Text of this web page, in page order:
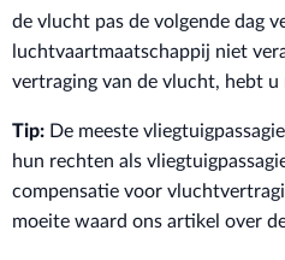
de vlucht pas de volgende dag
luchtvaartmaatschappij niet
vertraging van de vlucht, hebt u
Tip: De meeste
hun rechten als
compensatie voor
moeite waard ons artikel over